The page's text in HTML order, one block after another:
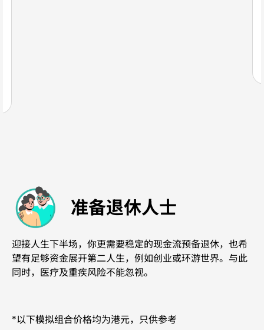
准备退休人士
迎接人生下半场，你更需要稳定的现金流预备退休，也希
望有足够资金展开第二人生，例如创业或环游世界。与此
同时，医疗及重疾风险不能忽视。
*以下模拟组合价格均为港元，只供参考